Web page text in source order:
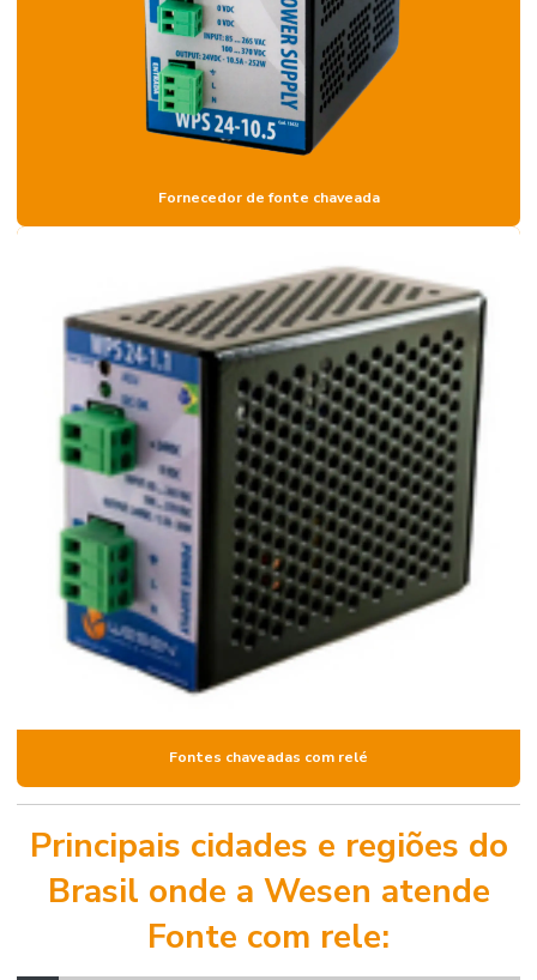
Fornecedor de fonte chaveada
Fontes chaveadas com relé
Principais cidades e regiões do
Brasil onde a Wesen atende
Fonte com rele: